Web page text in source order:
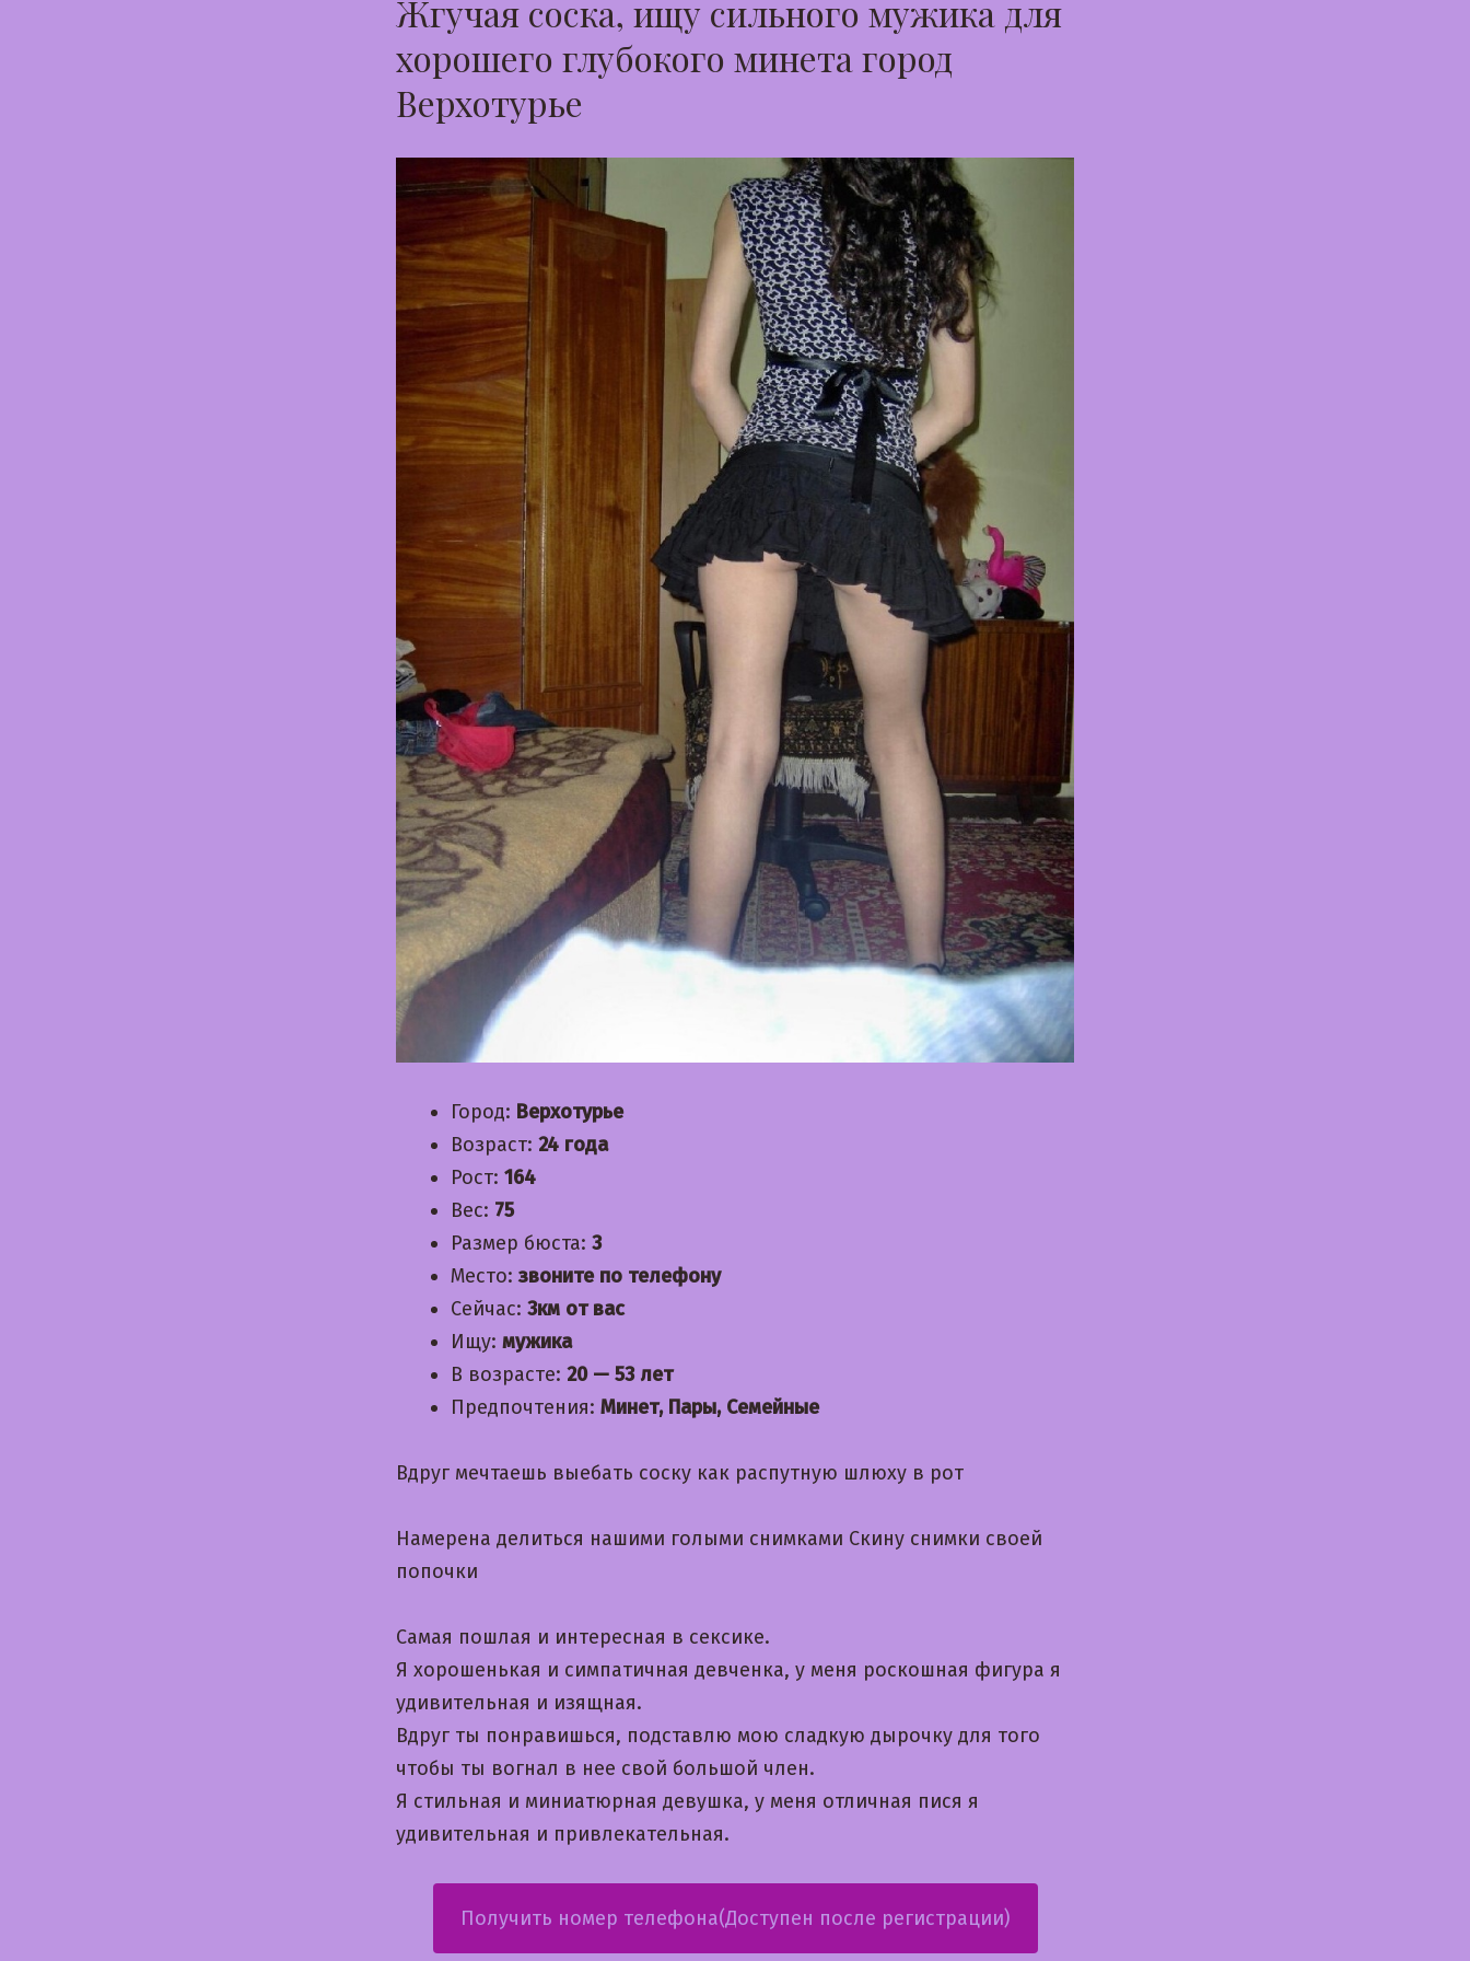
Жгучая соска, ищу сильного мужика для
хорошего глубокого минета город
Верхотурье
Город: Верхотурье
Возраст: 24 года
Рост: 164
Вес: 75
Размер бюста: 3
Место:звоните по телефону
Сейчас: 3км от вас
Ищу: мужика
В возрасте: 20 — 53 лет
Предпочтения: Минет, Пары, Семейные
Вдруг мечтаешь выебать соску как распутную шлюху в рот
Намерена делиться нашими голыми снимками Скину снимки своей
попочки
Самая пошлая и интересная в сексике.
Я хорошенькая и симпатичная девченка, у меня роскошная фигура я
удивительная и изящная.
Вдруг ты понравишься, подставлю мою сладкую дырочку для того
чтобы ты вогнал в нее свой большой член.
Я стильная и миниатюрная девушка, у меня отличная пися я
удивительная и привлекательная.
Получить номер телефона(Доступен после регистрации)